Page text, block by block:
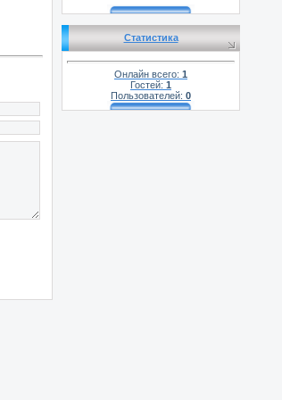
Статистика
Онлайн всего: 1
Гостей: 1
Пользователей: 0